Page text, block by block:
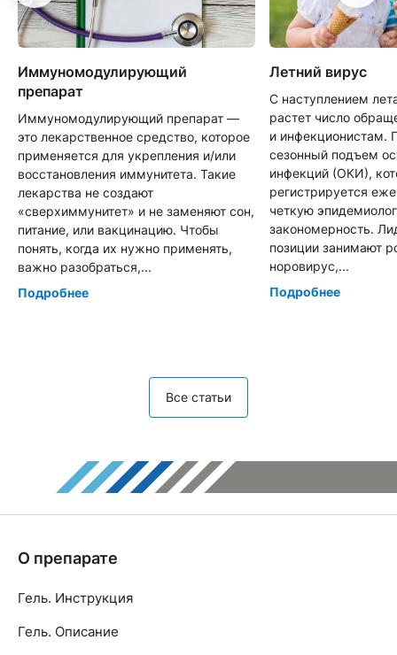
Иммуномодулирующий
препарат
Иммуномодулирующий препарат —
это лекарственное средство, которое
применяется для укрепления и/или
восстановления иммунитета. Такие
лекарства не создают
«сверхиммунитет» и не заменяют сон,
питание, или вакцинацию. Чтобы
понять, когда их нужно применять,
важно разобраться,...
Подробнее
Летний вирус
С наступлением
растет число
и инфекционистам.
сезонный подъем
инфекций (ОКИ),
регистрируется
четкую
закономерность.
позиции занимают
норовирус,...
Подробнее
Все статьи
О препарате
Гель. Инструкция
Гель. Описание